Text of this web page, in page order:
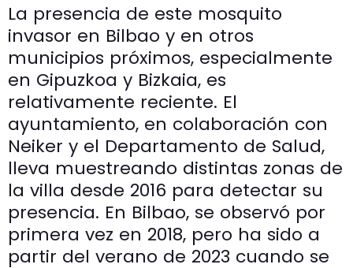
La presencia de este mosquito
invasor en Bilbao y en otros
municipios próximos, especialmente
en Gipuzkoa y Bizkaia, es
relativamente reciente. El
ayuntamiento, en colaboración con
Neiker y el Departamento de Salud,
lleva muestreando distintas zonas de
la villa desde 2016 para detectar su
presencia. En Bilbao, se observó por
primera vez en 2018, pero ha sido a
partir del verano de 2023 cuando se